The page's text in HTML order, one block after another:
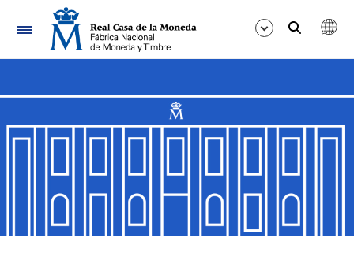
Navegación
Mostrar/Ocultar
Mostrar/Ocultar
Mostrar/Ocultar